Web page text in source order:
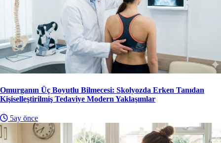
Omurganın Üç Boyutlu Bilmecesi: Skolyozda Erken Tanıdan
Kişiselleştirilmiş Tedaviye Modern Yaklaşımlar
5ay önce